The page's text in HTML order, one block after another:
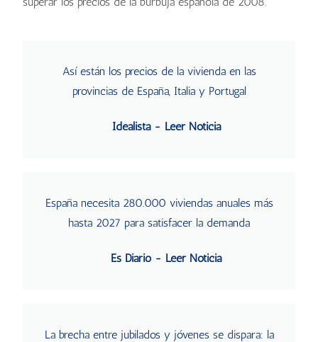
Así están los precios de la vivienda en las
provincias de España, Italia y Portugal
Idealista - Leer Noticia
España necesita 280.000 viviendas anuales más
hasta 2027 para satisfacer la demanda
Es Diario - Leer Noticia
La brecha entre jubilados y jóvenes se dispara: la